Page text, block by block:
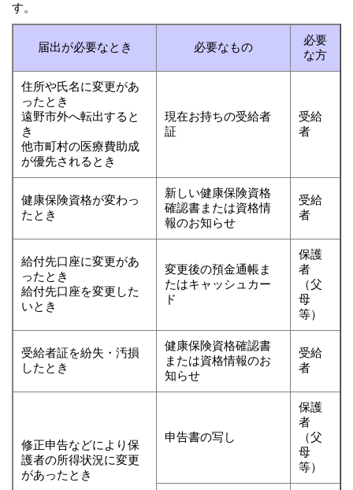
す。
届出が必要なとき 必要なもの
必要
な方
住所や氏名に変更があ
ったとき
遠野市外へ転出すると
き
他市町村の医療費助成
が優先されるとき
現在お持ちの受給者
証
受給
者
健康保険資格が変わっ
たとき
新しい健康保険資格
確認書または資格情
報のお知らせ
受給
者
給付先口座に変更があ
ったとき
給付先口座を変更した
いとき
変更後の預金通帳ま
たはキャッシュカー
ド
保護
者
（父
母
等）
受給者証を紛失・汚損
したとき
健康保険資格確認書
または資格情報のお
知らせ
受給
者
修正申告などにより保
護者の所得状況に変更
があったとき
申告書の写し
保護
者
（父
母
等）